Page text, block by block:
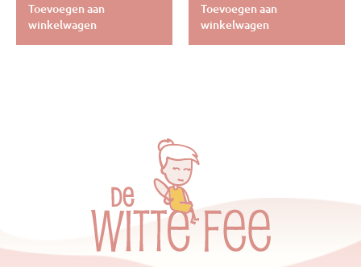
Toevoegen aan
winkelwagen
Toevoegen aan
winkelwagen